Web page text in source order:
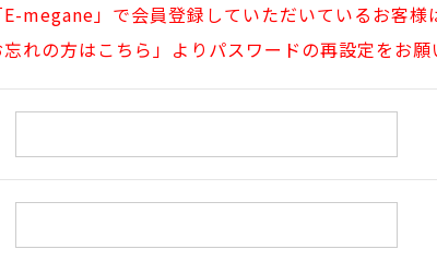
megane」で会員登録していただいているお客様
れの方はこちら」よりパスワードの再設定をお願